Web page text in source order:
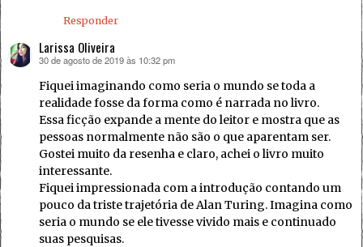
Responder
Larissa Oliveira
disse:
30 de agosto de 2019 às 10:32 pm
Fiquei imaginando como seria o mundo se toda a
realidade fosse da forma como é narrada no livro.
Essa ficção expande a mente do leitor e mostra que as
pessoas normalmente não são o que aparentam ser.
Gostei muito da resenha e claro, achei o livro muito
interessante.
Fiquei impressionada com a introdução contando um
pouco da triste trajetória de Alan Turing. Imagina como
seria o mundo se ele tivesse vivido mais e continuado
suas pesquisas.